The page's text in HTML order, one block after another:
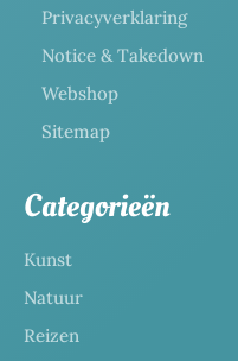
Privacyverklaring
Notice & Takedown
Webshop
Sitemap
Categorieën
Kunst
Natuur
Reizen